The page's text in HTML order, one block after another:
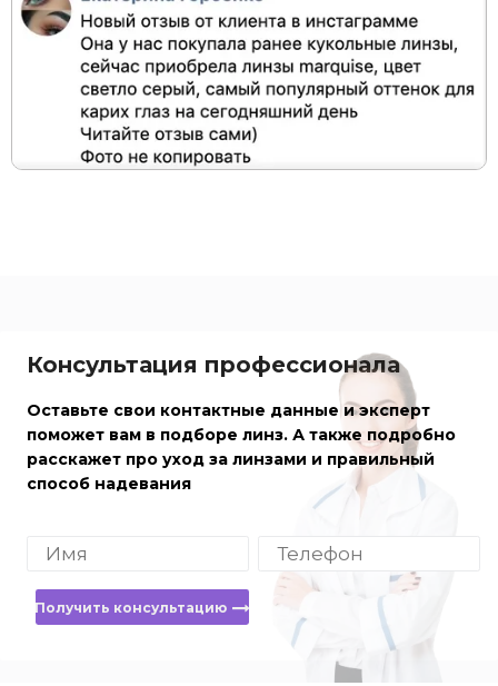
Консультация профессионала
Оставьте свои контактные данные и эксперт
поможет вам в подборе линз. А также подробно
расскажет про уход за линзами и правильный
способ надевания
Получить консультацию